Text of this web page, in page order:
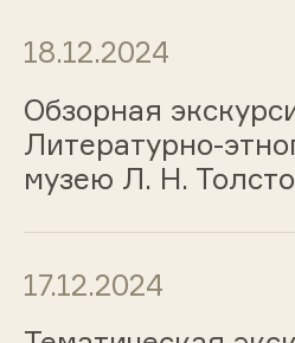
18.12.2024
Обзорная
Литературно-
музею Л. Н.
17.12.2024